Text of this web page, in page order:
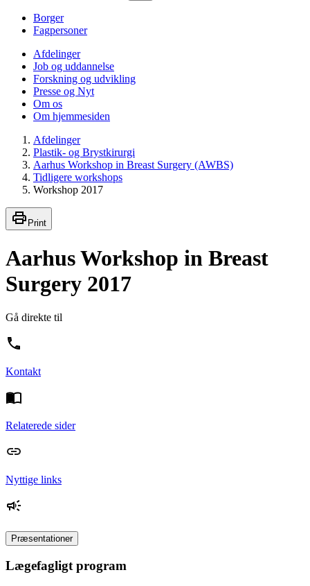
Borger
Fagpersoner
Afdelinger
Job og uddannelse
Forskning og udvikling
Presse og Nyt
Om os
Om hjemmesiden
Afdelinger
Plastik- og Brystkirurgi
Aarhus Workshop in Breast Surgery (AWBS)
Tidligere workshops
Workshop 2017
Print
Aarhus Workshop in Breast
Surgery 2017
Gå direkte til
Kontakt
Relaterede sider
Nyttige links
Præsentationer
Lægefagligt program